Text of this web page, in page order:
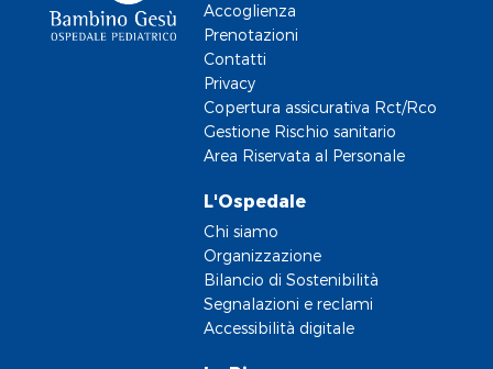
Accoglienza
Prenotazioni
Contatti
Privacy
Copertura assicurativa Rct/Rco
Gestione Rischio sanitario
Area Riservata al Personale
L'Ospedale
Chi siamo
Organizzazione
Bilancio di Sostenibilità
Segnalazioni e reclami
Accessibilità digitale